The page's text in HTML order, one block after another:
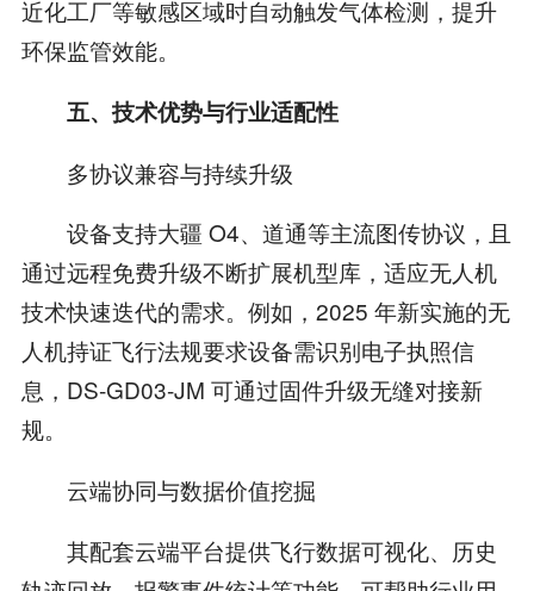
近化工厂等敏感区域时自动触发气体检测，提升
环保监管效能。
五、技术优势与行业适配性
多协议兼容与持续升级
设备支持大疆 O4、道通等主流图传协议，且
通过远程免费升级不断扩展机型库，适应无人机
技术快速迭代的需求。例如，2025 年新实施的无
人机持证飞行法规要求设备需识别电子执照信
息，DS-GD03-JM 可通过固件升级无缝对接新
规。
云端协同与数据价值挖掘
其配套云端平台提供飞行数据可视化、历史